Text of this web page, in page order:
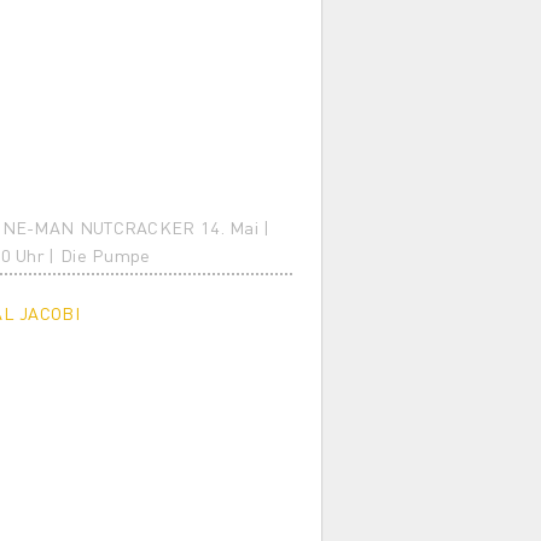
MAN NUTCRACKER 14. Mai |
Uhr | Die Pumpe
JACOBI